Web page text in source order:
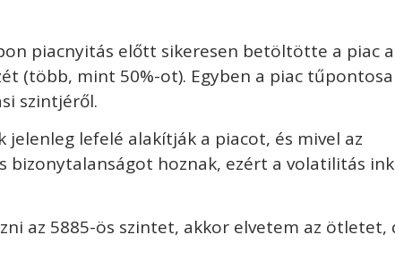
piacnyitás előtt sikeresen betöltötte a piac a
(több, mint 50%-ot). Egyben a piac
szintjéről.
lefelé alakítják a piacot, és mivel az
bizonytalanságot hoznak, ezért a volatilitás
az 5885-ös szintet, akkor elvetem az ötletet,